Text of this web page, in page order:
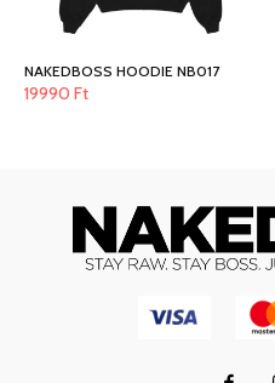
NAKEDBOSS HOODIE NB017
19990 Ft